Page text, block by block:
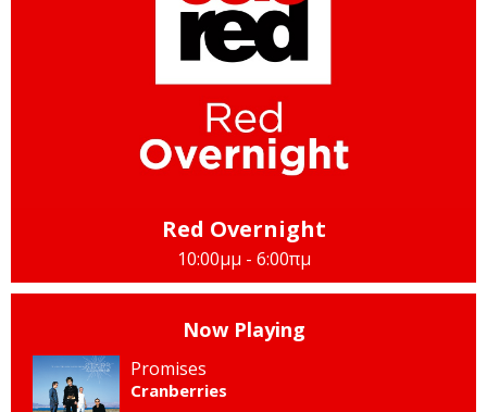
Red Overnight
10:00μμ - 6:00πμ
Now Playing
Promises
Cranberries